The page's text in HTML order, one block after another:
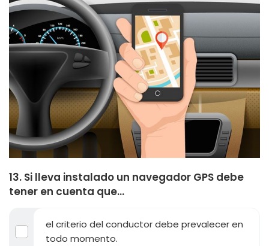
13. Si lleva instalado un navegador GPS debe
tener en cuenta que...
el criterio del conductor debe prevalecer en
todo momento.